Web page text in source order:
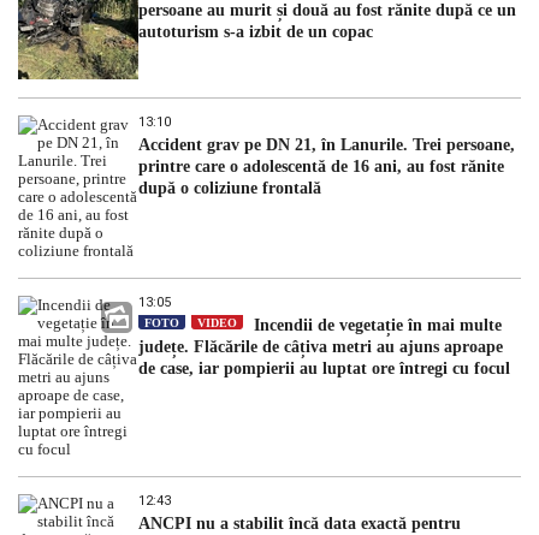
persoane au murit și două au fost rănite după ce un
autoturism s-a izbit de un copac
13:10
Accident grav pe DN 21, în Lanurile. Trei persoane,
printre care o adolescentă de 16 ani, au fost rănite
după o coliziune frontală
13:05
FOTO VIDEO
Incendii de vegetație în mai multe
județe. Flăcările de câțiva metri au ajuns aproape
de case, iar pompierii au luptat ore întregi cu focul
12:43
ANCPI nu a stabilit încă data exactă pentru